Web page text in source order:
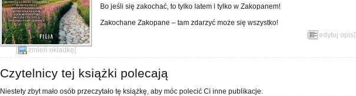
[ zmień okładkę]
Bo jeśli się zakochać, to tylko latem i tylko w Zakopanem!
Zakochane Zakopane – tam zdarzyć może się wszystko!
[
edytuj opis]
Czytelnicy tej książki polecają
Niestety zbyt mało osób przeczytało tę książkę, aby móc polecić Ci inne publikacje.